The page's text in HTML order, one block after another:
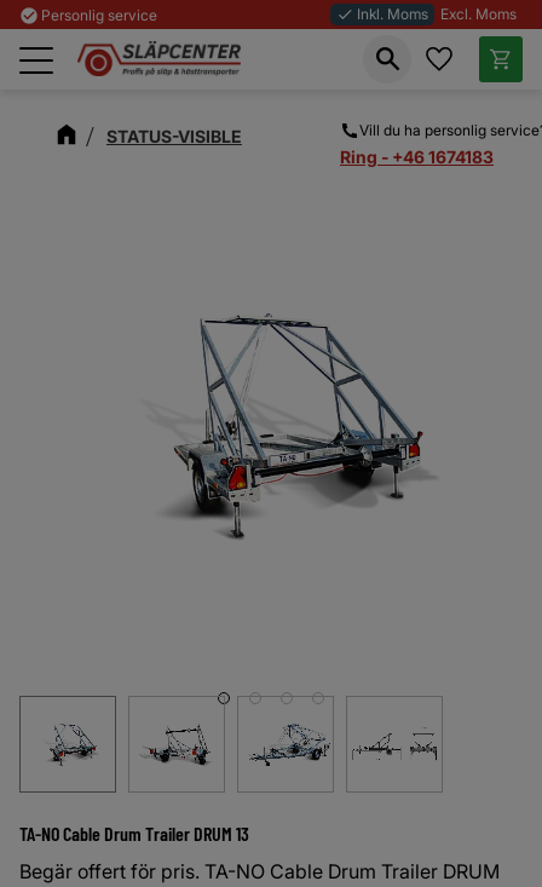
Meny
check_circle Personlig service done Inkl. Moms Excl. Moms
Vill du ha personlig
Ring - +46 1674183
Favoriter
STATUS-VISIBLE
TA-NO Cable Drum Trailer DRUM 13
Begär offert för pris. TA-NO Cable Drum Trailer DRUM